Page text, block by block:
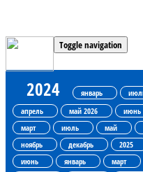
Toggle navigation
2024 январь
апрель
май 2026 июнь
март
июль май
ноябрь
декабрь 2025
июнь
январь март